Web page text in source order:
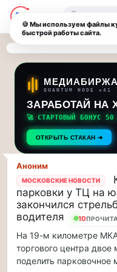
Последние
новости
и
обновления
потока:
Друзья,
приглашаем
на
музыкальную
прогулку
по
Москве
Чайковского!…
приглашаем
на
музыкальную
—
чат-
и
🔍
МЕДИАБИРЖА
QUANTUM NODE v41
ЗАРАБОТАЙ НА
🚀 СТАРТОВЫЙ БОНУС
ОТКРЫТЬ СТАКАН ➔
Аноним
МОСКОВСКИЕ НОВОСТИ
парковки у ТЦ на
закончился
водителя
10
На 19-м километре
торгового центра
поделить парковочное
🍪 Мы используем файлы
быстрой работы сайта.